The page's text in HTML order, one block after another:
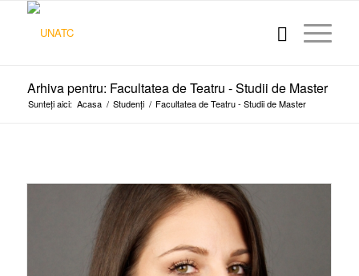
Arhiva pentru: Facultatea de Teatru - Studii de Master
Sunteți aici: Acasa / Studenți / Facultatea de Teatru - Studii de Master